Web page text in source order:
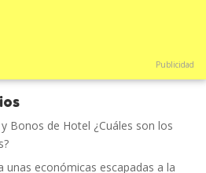
Publicidad
Bonos de Hotel ¿Cuáles son los
unas económicas escapadas a la